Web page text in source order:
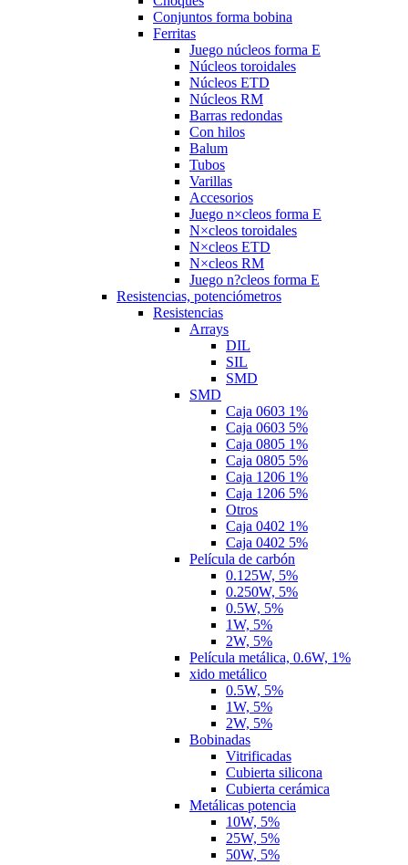
Conjuntos forma bobina
Ferritas
Juego núcleos forma E
Núcleos toroidales
Núcleos ETD
Núcleos RM
Barras redondas
Con hilos
Balum
Tubos
Varillas
Accesorios
Juego n×cleos forma E
N×cleos toroidales
N×cleos ETD
N×cleos RM
Juego n?cleos forma E
Resistencias, potenciómetros
Resistencias
Arrays
DIL
SIL
SMD
SMD
Caja 0603 1%
Caja 0603 5%
Caja 0805 1%
Caja 0805 5%
Caja 1206 1%
Caja 1206 5%
Otros
Caja 0402 1%
Caja 0402 5%
Película de carbón
0.125W, 5%
0.250W, 5%
0.5W, 5%
1W, 5%
2W, 5%
Película metálica, 0.6W, 1%
xido metálico
0.5W, 5%
1W, 5%
2W, 5%
Bobinadas
Vitrificadas
Cubierta silicona
Cubierta cerámica
Metálicas potencia
10W, 5%
25W, 5%
50W, 5%